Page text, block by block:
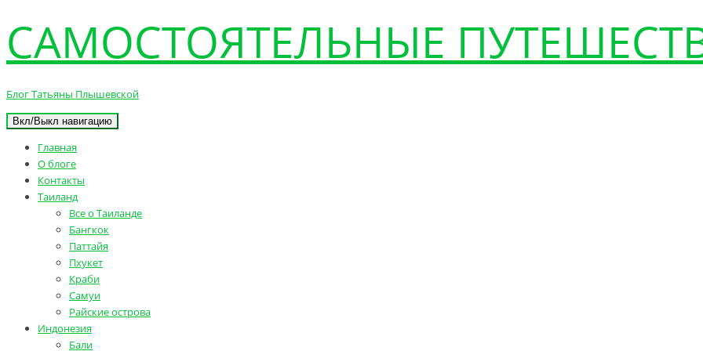
САМОСТОЯТЕЛЬНЫЕ
Блог Татьяны Плышевской
Вкл/Выкл навигацию
Главная
О блоге
Контакты
Таиланд
Все о Таиланде
Бангкок
Паттайя
Пхукет
Краби
Самуи
Райские острова
Индонезия
Бали